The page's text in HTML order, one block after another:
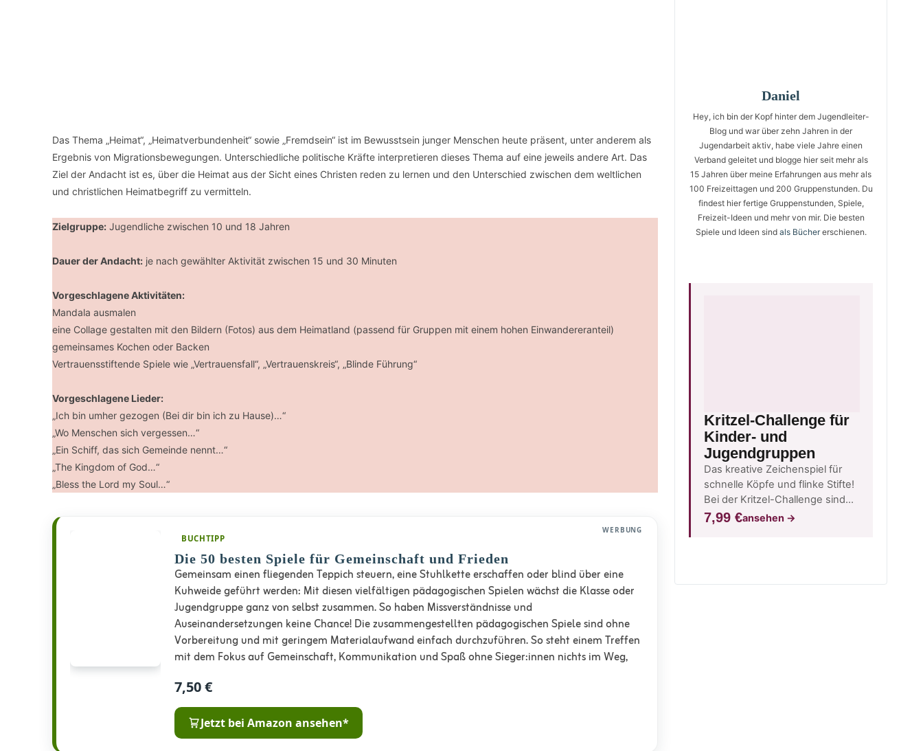
Das Thema „Heimat“, „Heimatverbundenheit“ sowie „Fremdsein“ ist im Bewusstsein junger Menschen heute präsent, unter anderem als
Ergebnis von Migrationsbewegungen. Unterschiedliche politische Kräfte interpretieren dieses Thema auf eine jeweils andere Art. Das
Ziel der Andacht ist es, über die Heimat aus der Sicht eines Christen reden zu lernen und den Unterschied zwischen dem weltlichen
und christlichen Heimatbegriff zu vermitteln.
Zielgruppe: Jugendliche zwischen 10 und 18 Jahren
Dauer der Andacht: je nach gewählter Aktivität zwischen 15 und 30 Minuten
Vorgeschlagene Aktivitäten:
Mandala ausmalen
eine Collage gestalten mit den Bildern (Fotos) aus dem Heimatland (passend für Gruppen mit einem hohen Einwandereranteil)
gemeinsames Kochen oder Backen
Vertrauensstiftende Spiele wie „Vertrauensfall“, „Vertrauenskreis“, „Blinde Führung“
Vorgeschlagene Lieder:
„Ich bin umher gezogen (Bei dir bin ich zu Hause)…“
„Wo Menschen sich vergessen…“
„Ein Schiff, das sich Gemeinde nennt…“
„The Kingdom of God…“
„Bless the Lord my Soul…“
WERBUNG
BUCHTIPP
Die 50 besten Spiele für Gemeinschaft und Frieden
Gemeinsam einen fliegenden Teppich steuern, eine Stuhlkette erschaffen oder blind über eine
Kuhweide geführt werden: Mit diesen vielfältigen pädagogischen Spielen wächst die Klasse oder
Jugendgruppe ganz von selbst zusammen. So haben Missverständnisse und
Auseinandersetzungen keine Chance! Die zusammengestellten pädagogischen Spiele sind ohne
Vorbereitung und mit geringem Materialaufwand einfach durchzuführen. So steht einem Treffen
mit dem Fokus auf Gemeinschaft, Kommunikation und Spaß ohne Sieger:innen nichts im Weg,
7,50 €
Jetzt bei Amazon ansehen*
Daniel
Hey, ich bin der Kopf hinter dem Jugendleiter-
Blog und war über zehn Jahren in der
Jugendarbeit aktiv, habe viele Jahre einen
Verband geleitet und blogge hier seit mehr als
15 Jahren über meine Erfahrungen aus mehr als
100 Freizeittagen und 200 Gruppenstunden. Du
findest hier fertige Gruppenstunden, Spiele,
Freizeit-Ideen und mehr von mir. Die besten
Spiele und Ideen sind als Büchererschienen.
Kritzel-Challenge für
Kinder- und
Jugendgruppen
Das kreative Zeichenspiel für
schnelle Köpfe und flinke Stifte!
Bei der Kritzel-Challenge sind
Fantasie, Teamgeist und S…
7,99 €ansehen →